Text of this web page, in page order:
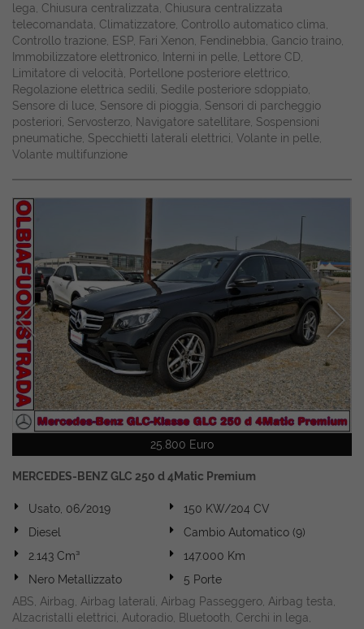
lega, Chiusura centralizzata, Chiusura centralizzata
telecomandata, Climatizzatore, Controllo automatico clima,
Controllo trazione, ESP, Fari Xenon, Fendinebbia, Gancio traino,
Immobilizzatore elettronico, Interni in pelle, Lettore CD,
Limitatore di velocità, Portellone posteriore elettrico,
Regolazione elettrica sedili, Sedile posteriore sdoppiato,
Sensore di luce, Sensore di pioggia, Sensori di parcheggio
posteriori, Servosterzo, Navigatore satellitare, Sospensioni
pneumatiche, Specchietti laterali elettrici, Volante in pelle,
Volante multifunzione
25.800 Euro
MERCEDES-BENZ GLC 250 d 4Matic Premium
Usato, 06/2019
150 KW/204 CV
Diesel
Cambio Automatico (9)
2.143 Cm³
147.000 Km
Nero Metallizzato
5 Porte
ABS, Airbag, Airbag laterali, Airbag Passeggero, Airbag testa,
Alzacristalli elettrici, Autoradio, Bluetooth, Cerchi in lega,